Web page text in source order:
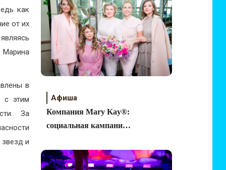
как
от их
в
с этим
За
и
Афиша
Компания Mary Kay®:
социальная кампания
подругой».